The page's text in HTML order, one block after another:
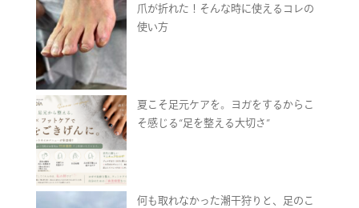
爪が折れた！そんな時に使えるコレの
使い方
夏こそ足元ケアを。ヨガをするからこ
そ感じる“足を整える大切さ”
何も取れなかった潮干狩りと、足のこ